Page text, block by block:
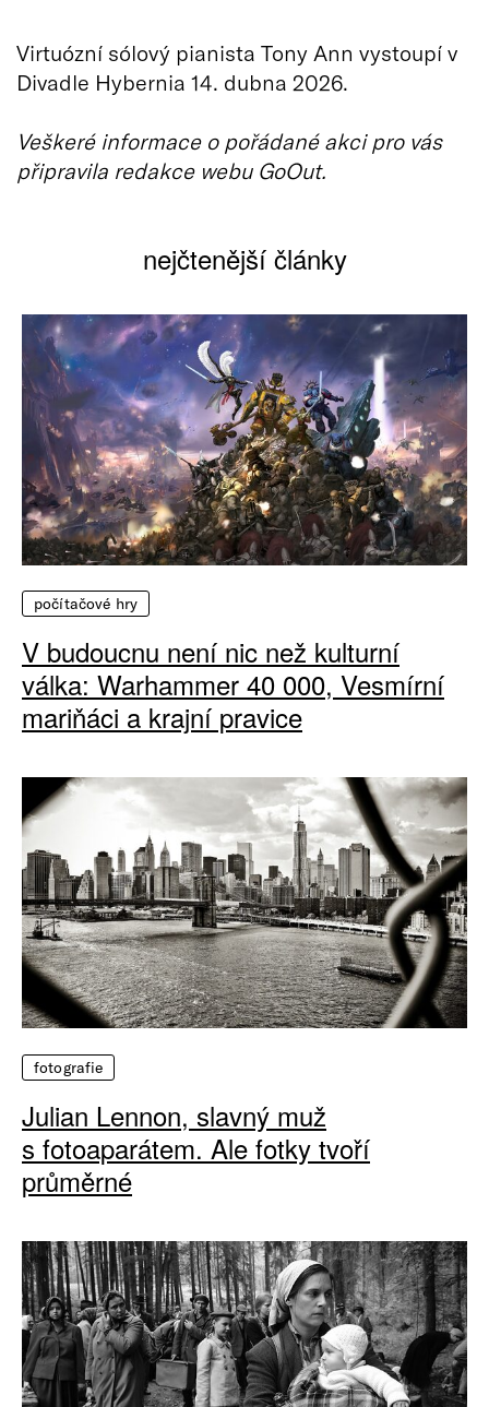
Virtuózní sólový pianista Tony Ann vystoupí v
Divadle Hybernia 14. dubna 2026.
Veškeré informace o pořádané akci pro vás
připravila redakce webu GoOut.
nejčtenější články
počítačové hry
V budoucnu není nic než kulturní
válka: Warhammer 40 000, Vesmírní
mariňáci a krajní pravice
fotografie
Julian Lennon, slavný muž
s fotoaparátem. Ale fotky tvoří
průměrné